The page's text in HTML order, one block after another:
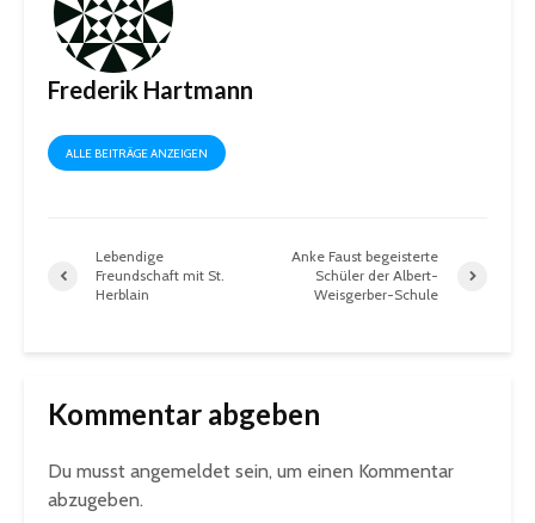
Frederik Hartmann
ALLE BEITRÄGE ANZEIGEN
Lebendige
Freundschaft mit St.
Herblain
Anke Faust begeisterte
Schüler der Albert-
Weisgerber-Schule
Kommentar abgeben
Du musst angemeldet sein, um einen Kommentar
abzugeben.